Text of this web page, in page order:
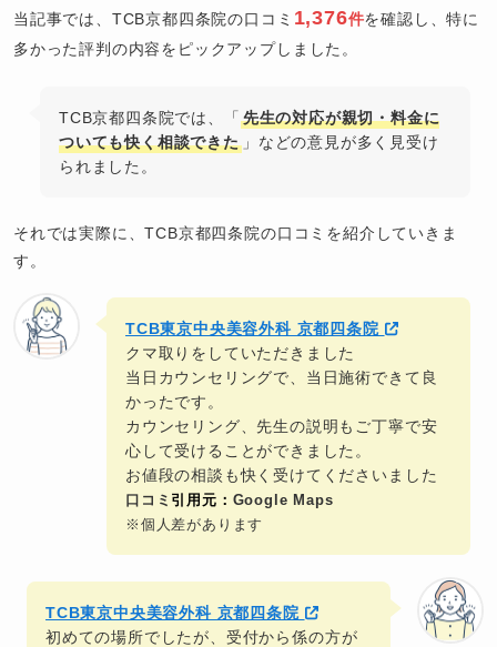
当記事では、TCB京都四条院の口コミ 1,376件を確認し、特に
多かった評判の内容をピックアップしました。
TCB京都四条院では、「 先生の対応が親切・料金に
ついても快く相談できた」などの意見が多く見受け
られました。
それでは実際に、TCB京都四条院の口コミを紹介していきま
す。
TCB東京中央美容外科 京都四条院
クマ取りをしていただきました
当日カウンセリングで、当日施術できて良
かったです。
カウンセリング、先生の説明もご丁寧で安
心して受けることができました。
お値段の相談も快く受けてくださいました
口コミ 引用元： Google Maps
※個人差があります
TCB東京中央美容外科 京都四条院
初めての場所でしたが、受付から係の方が